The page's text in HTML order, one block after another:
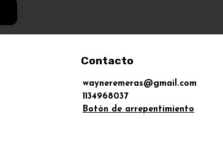
Contacto
wayneremeras@gmail.com
1134968037
Botón de arrepentimiento